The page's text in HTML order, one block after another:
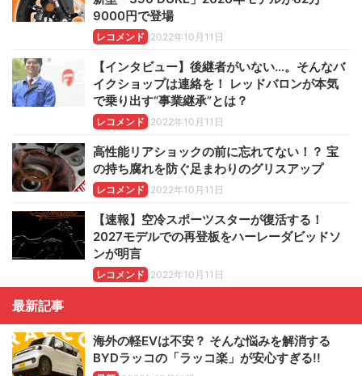
9000円で登場
レコメンド 2022年10月11日
【インタビュー】後継者がいない…。そんなバ
イクショップは連絡を！ レッドバロンが本気
で乗り出す“事業継承”とは？
レコメンド 2022年10月11日
高性能リアショックの前に忘れてない！？ 宝
の持ち腐れを防ぐ足まわりのグリスアップ
レコメンド 2022年10月11日
【速報】空冷スポーツスターが復活する！
2027モデルでの再登板をハーレーダビッドソ
ンが明言
レコメンド 2022年10月11日
最新記事
海外の軽EVは不安？ そんな悩みを解消する
BYDラッコの「ラッコ楽」が安心すぎる!!